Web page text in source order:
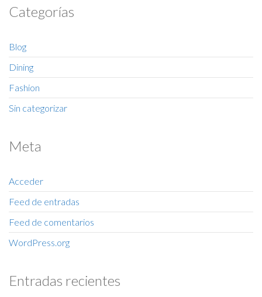
Categorías
Blog
Dining
Fashion
Sin categorizar
Meta
Acceder
Feed de entradas
Feed de comentarios
WordPress.org
Entradas recientes